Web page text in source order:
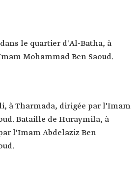
le quartier d'Al-Batha, à
Mohammad Ben Saoud.
à Tharmada, dirigée par l'Imam
Bataille de Huraymila, à
l'Imam Abdelaziz Ben